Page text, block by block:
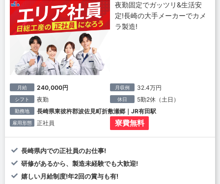
夜勤固定でガッツリ&生活安
定!長崎の大手メーカーでカメ
ラ製造!
月給 240,000円 月収例 32.4万円
シフト 夜勤 休日 5勤2休（土日）
勤務地 長崎県東彼杵郡波佐見町折敷瀬郷｜JR有田駅
雇用形態 正社員 寮費無料
長崎県内での正社員のお仕事!
研修があるから、製造未経験でも大歓迎!
嬉しい月給制度!年2回の賞与も有!